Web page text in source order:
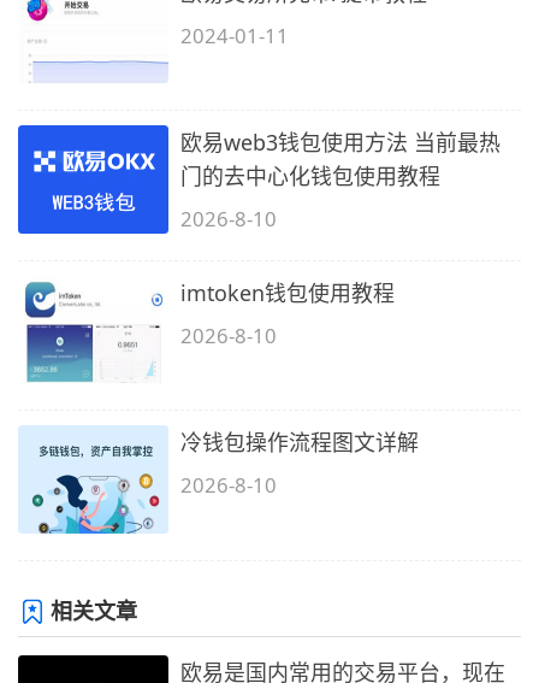
2024-01-11
欧易web3钱包使用方法 当前最热
门的去中心化钱包使用教程
2026-8-10
imtoken钱包使用教程
2026-8-10
冷钱包操作流程图文详解
2026-8-10
相关文章
欧易是国内常用的交易平台，现在